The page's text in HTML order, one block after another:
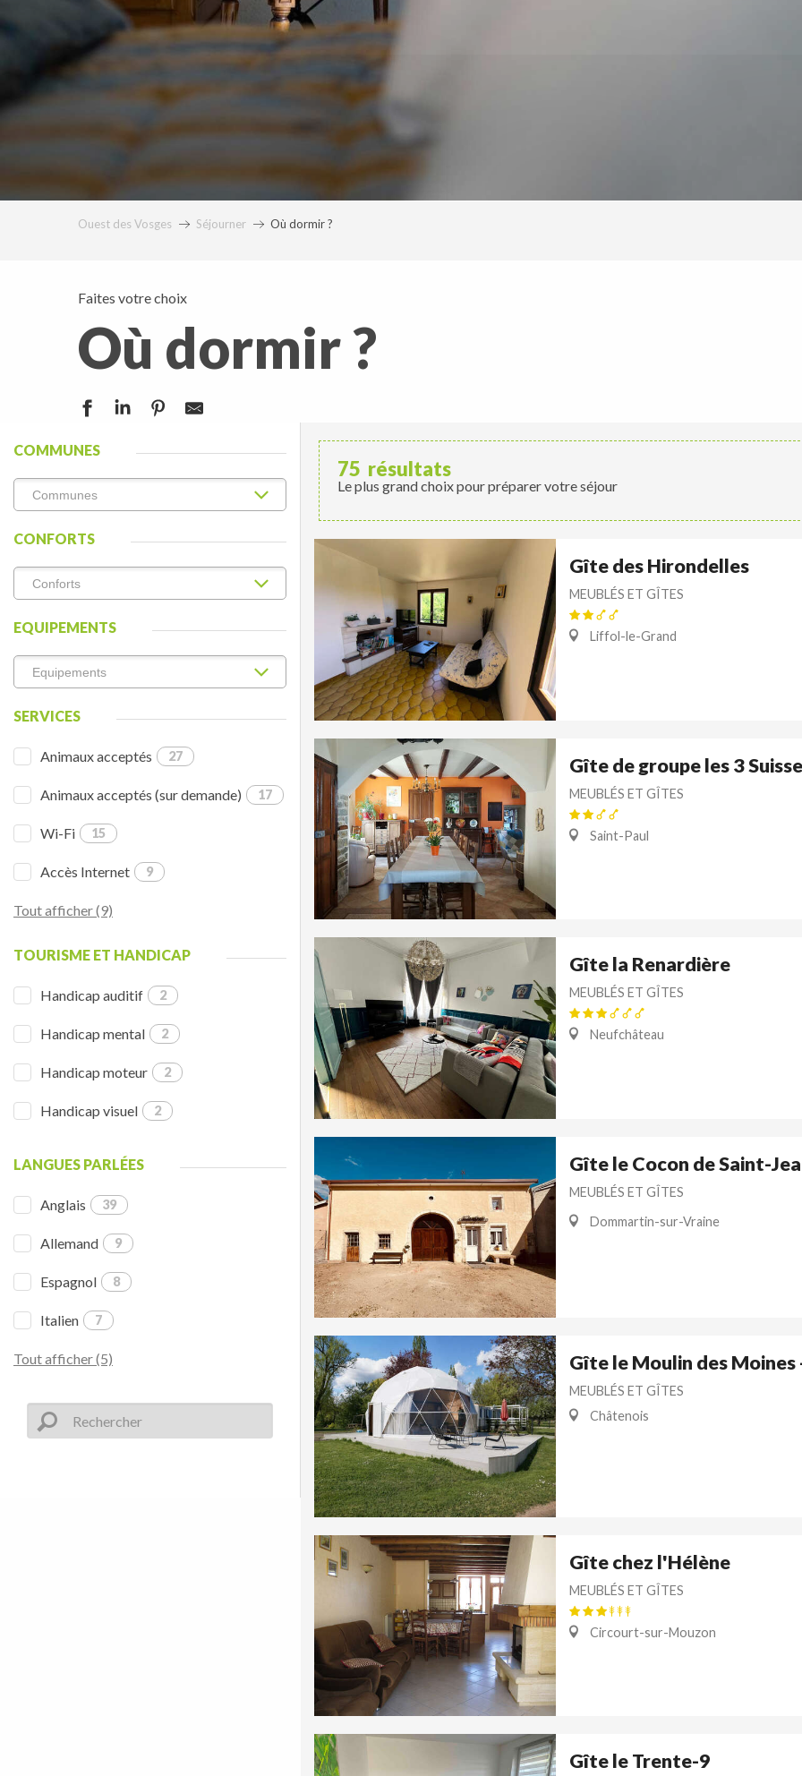
Ouest des Vosges Séjourner Où dormir ?
Faites votre choix
Où dormir ?
COMMUNES
CONFORTS
EQUIPEMENTS
SERVICES
Animaux acceptés 27
Animaux acceptés (sur demande) 17
Wi-Fi 15
Accès Internet 9
Tout afficher (9)
TOURISME ET HANDICAP
Handicap auditif 2
Handicap mental 2
Handicap moteur 2
Handicap visuel 2
LANGUES PARLÉES
Anglais 39
Allemand 9
Espagnol 8
Italien 7
Tout afficher (5)
75 résultats
Le plus grand choix pour préparer votre séjour
Gîte des Hirondelles
MEUBLÉS ET GÎTES
Liffol-le-Grand
Gîte de groupe les 3
MEUBLÉS ET GÎTES
Saint-Paul
Gîte la Renardière
MEUBLÉS ET GÎTES
Neufchâteau
Gîte le Cocon de Saint-
MEUBLÉS ET GÎTES
Dommartin-sur-Vraine
Gîte le Moulin des
MEUBLÉS ET GÎTES
Châtenois
Gîte chez l'Hélène
MEUBLÉS ET GÎTES
Circourt-sur-Mouzon
Gîte le Trente-9